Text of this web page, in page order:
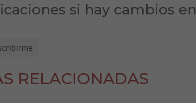
si hay cambios en
RELACIONADAS